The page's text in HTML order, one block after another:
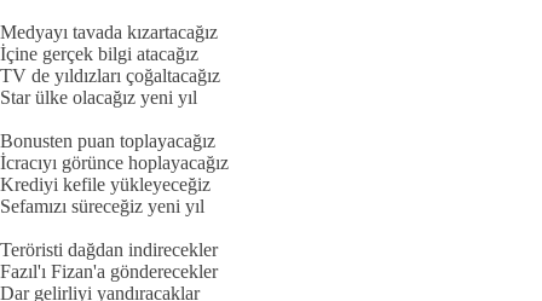
Medyayı tavada kızartacağız
İçine gerçek bilgi atacağız
TV de yıldızları çoğaltacağız
Star ülke olacağız yeni yıl
Bonusten puan toplayacağız
İcracıyı görünce hoplayacağız
Krediyi kefile yükleyeceğiz
Sefamızı süreceğiz yeni yıl
Teröristi dağdan indirecekler
Fazıl'ı Fizan'a gönderecekler
Dar gelirliyi yandıracaklar